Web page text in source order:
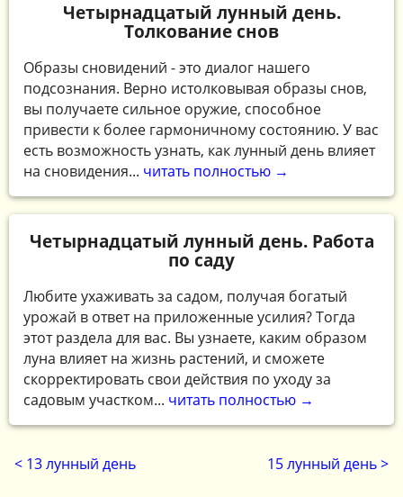
Четырнадцатый лунный день.
Толкование снов
Образы сновидений - это диалог нашего
подсознания. Верно истолковывая образы снов,
вы получаете сильное оружие, способное
привести к более гармоничному состоянию. У вас
есть возможность узнать, как лунный день влияет
на сновидения... читать полностью →
Четырнадцатый лунный день. Работа
по саду
Любите ухаживать за садом, получая богатый
урожай в ответ на приложенные усилия? Тогда
этот раздела для вас. Вы узнаете, каким образом
луна влияет на жизнь растений, и сможете
скорректировать свои действия по уходу за
садовым участком... читать полностью →
< 13 лунный день 15 лунный день >